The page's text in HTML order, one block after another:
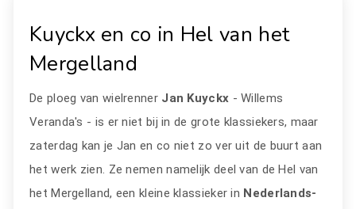
Kuyckx en co in Hel van het
Mergelland
De ploeg van wielrenner Jan Kuyckx - Willems
Veranda's - is er niet bij in de grote klassiekers, maar
zaterdag kan je Jan en co niet zo ver uit de buurt aan
het werk zien. Ze nemen namelijk deel van de Hel van
het Mergelland, een kleine klassieker in Nederlands-